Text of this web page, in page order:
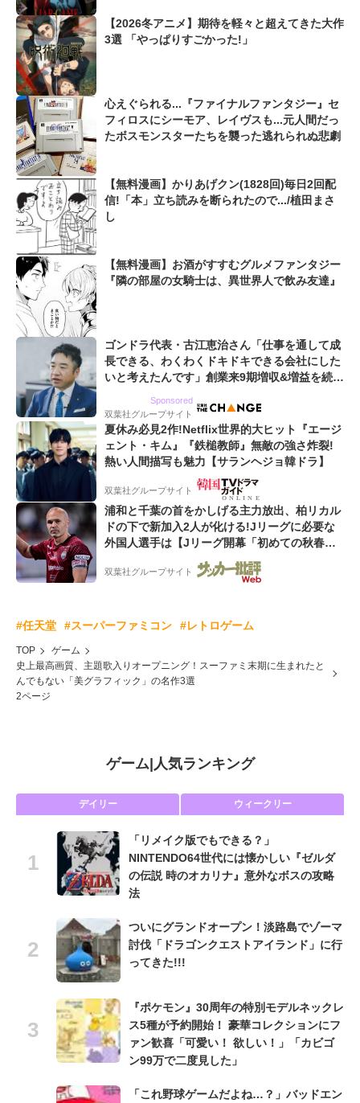
【2026冬アニメ】期待を軽々と超えてきた大作
3選 「やっぱりすごかった!」
心えぐられる...『ファイナルファンタジー』セ
フィロスにシーモア、レイヴスも...元人間だっ
たボスモンスターたちを襲った逃れられぬ悲劇
【無料漫画】かりあげクン(1828回)毎日2回配
信!「本」立ち読みを断られたので.../植田まさ
し
【無料漫画】お酒がすすむグルメファンタジー
『隣の部屋の女騎士は、異世界人で飲み友達』
ゴンドラ代表・古江恵治さん「仕事を通して成
長できる、わくわくドキドキできる会社にした
いと考えたんです」創業来9期増収&増益を続け
Sponsored
双葉社グループサイト
夏休み必見2作!Netflix世界的大ヒット『エージ
ェント・キム』『鉄槌教師』無敵の強さ炸裂!
熱い人間描写も魅力【サランヘジョ韓ドラ】
双葉社グループサイト
浦和と千葉の首をかしげる主力放出、柏リカル
ドの下で新加入2人が化ける!Jリーグに必要な
外国人選手は【Jリーグ開幕「初めての秋春
双葉社グループサイト
#任天堂 #スーパーファミコン #レトロゲーム
TOP
ゲーム
史上最高画質、主題歌入りオープニング！スーファミ末期に生まれたと
んでもない「美グラフィック」の名作3選
2ページ
ゲーム| 人気ランキング
デイリー ウィークリー
「リメイク版でもできる？」
NINTENDO64世代には懐かしい『ゼルダ
の伝説 時のオカリナ』意外なボスの攻略
法
ついにグランドオープン！淡路島でゾーマ
討伐「ドラゴンクエストアイランド」に行
ってきた!!!
『ポケモン』30周年の特別モデルネックレ
ス5種が予約開始！ 豪華コレクションにフ
ァン歓喜「可愛い！ 欲しい！」「カビゴ
ン99万で二度見した」
「これ野球ゲームだよね…？」バッドエン